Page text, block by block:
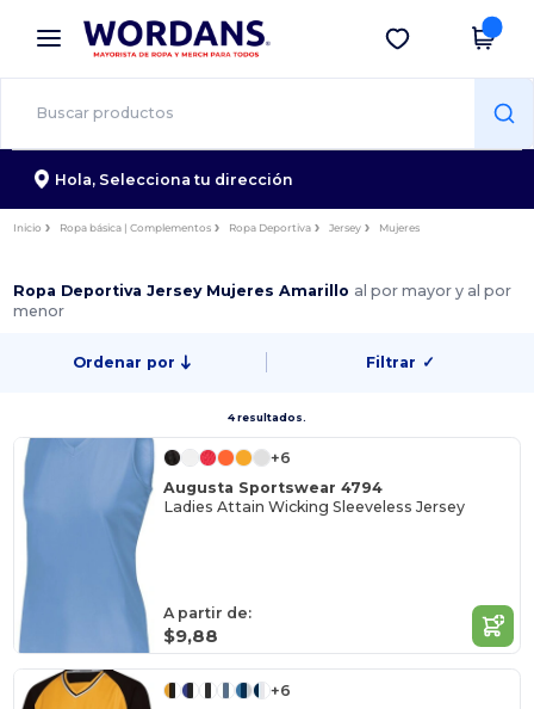
× App de Wordans
¡Mejores precios en app!
Descargar app
Hola, Selecciona tu dirección
Inicio Ropa básica | Complementos Ropa Deportiva Jersey Mujeres
Ropa Deportiva Jersey Mujeres Amarillo al por mayor y al por
menor
Ordenar por Filtrar ✓
4 resultados.
+6
Augusta Sportswear 4794
Ladies Attain Wicking Sleeveless Jersey
A partir de:
$9,88
+6